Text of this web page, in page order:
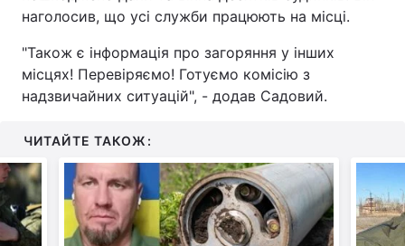
наголосив, що усі служби працюють на місці.
"Також є інформація про загоряння у інших
місцях! Перевіряємо! Готуємо комісію з
надзвичайних ситуацій", - додав Садовий.
ЧИТАЙТЕ ТАКОЖ: